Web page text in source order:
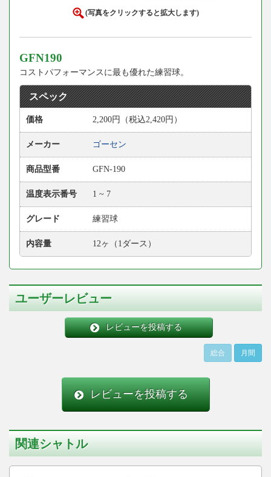
(写真をクリックすると拡大します)
GFN190
コストパフォーマンスに最も優れた練習球。
スペック
価格 2,200円（税込2,420円）
メーカー ゴーセン
商品型番 GFN-190
温度表示番号 1 ~ 7
グレード 練習球
内容量 12ヶ（1ダース）
ユーザーレビュー
レビューを投稿する
総合 月間
レビューを投稿する
関連シャトル